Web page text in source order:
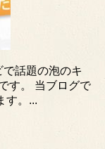
話題の泡のキ
す。 当ブログで
す。...